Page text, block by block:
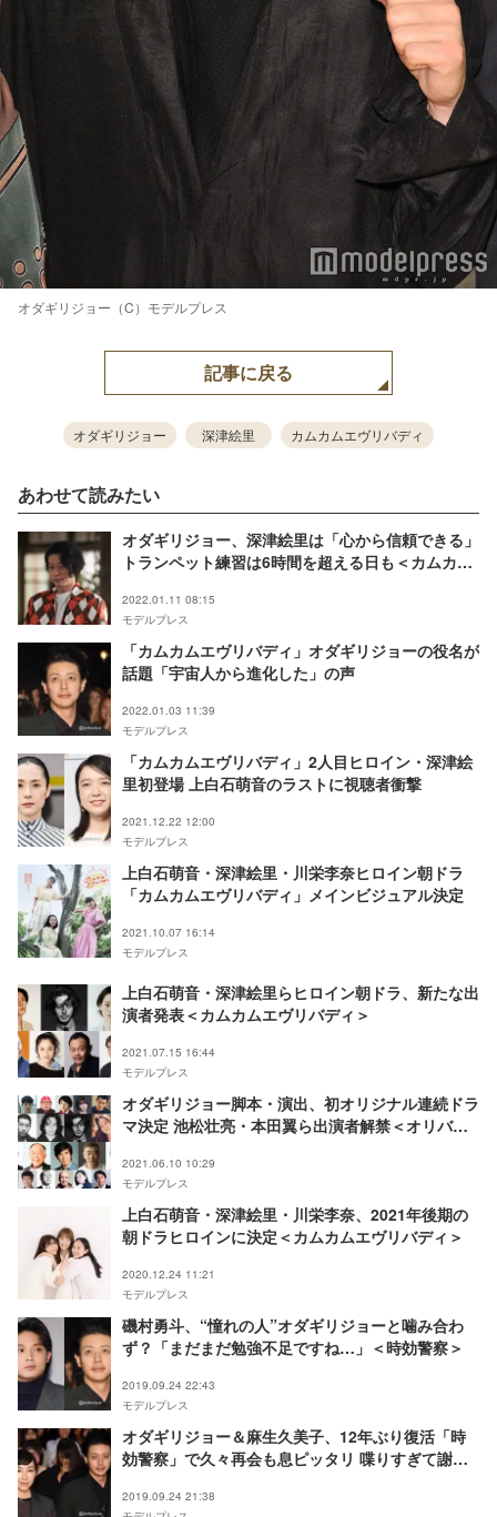
オダギリジョー（C）モデルプレス
記事に戻る
オダギリジョー 深津絵里 カムカムエヴリバディ
あわせて読みたい
オダギリジョー、深津絵里は「心から信頼できる」
トランペット練習は6時間を超える日も＜カムカム
2022.01.11 08:15
モデルプレス
「カムカムエヴリバディ」オダギリジョーの役名が
話題「宇宙人から進化した」の声
2022.01.03 11:39
モデルプレス
「カムカムエヴリバディ」2人目ヒロイン・深津絵
里初登場 上白石萌音のラストに視聴者衝撃
2021.12.22 12:00
モデルプレス
上白石萌音・深津絵里・川栄李奈ヒロイン朝ドラ
「カムカムエヴリバディ」メインビジュアル決定
2021.10.07 16:14
モデルプレス
上白石萌音・深津絵里らヒロイン朝ドラ、新たな出
演者発表＜カムカムエヴリバディ＞
2021.07.15 16:44
モデルプレス
オダギリジョー脚本・演出、初オリジナル連続ドラ
マ決定 池松壮亮・本田翼ら出演者解禁＜オリバー
2021.06.10 10:29
モデルプレス
上白石萌音・深津絵里・川栄李奈、2021年後期の
朝ドラヒロインに決定＜カムカムエヴリバディ＞
2020.12.24 11:21
モデルプレス
磯村勇斗、“憧れの人”オダギリジョーと噛み合わ
ず？「まだまだ勉強不足ですね…」＜時効警察＞
2019.09.24 22:43
モデルプレス
オダギリジョー＆麻生久美子、12年ぶり復活「時
効警察」で久々再会も息ピッタリ 喋りすぎて謝罪
2019.09.24 21:38